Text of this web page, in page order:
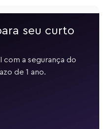
seu curto
com a segurança do
de 1 ano.